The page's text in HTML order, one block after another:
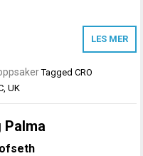
LES MER
TaggedCRO
,UK
Palma